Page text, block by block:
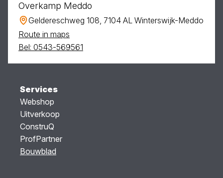
Overkamp Meddo
Geldereschweg 108, 7104 AL Winterswijk-Meddo
Route in maps
Bel: 0543-569561
Services
Webshop
Uitverkoop
ConstruQ
ProfPartner
Bouwblad